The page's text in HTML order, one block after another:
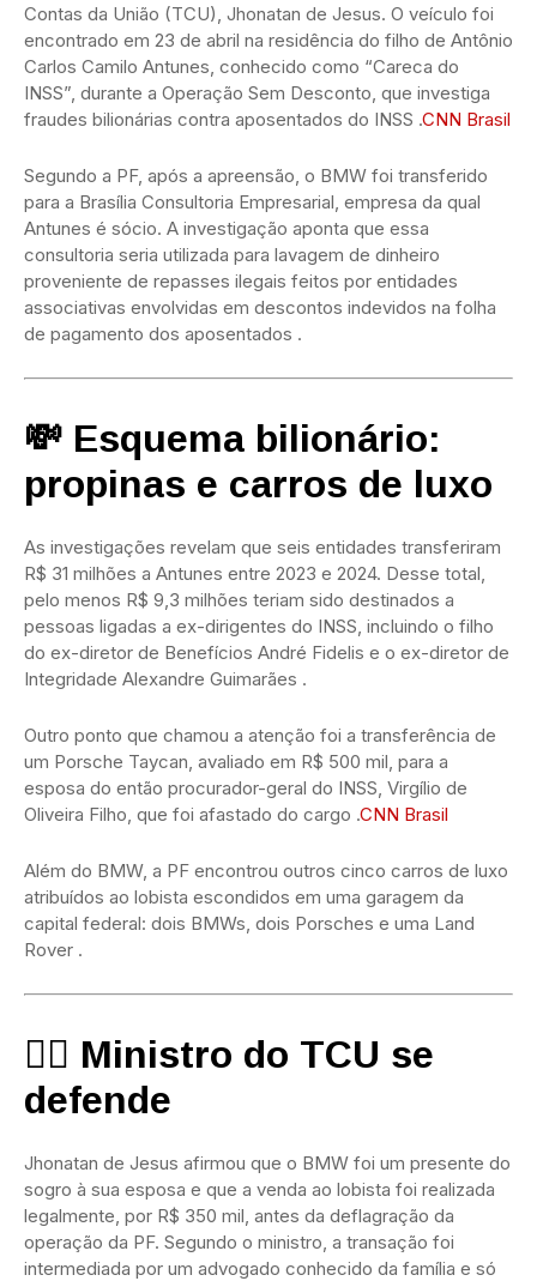
Contas da União (TCU), Jhonatan de Jesus. O veículo foi
encontrado em 23 de abril na residência do filho de Antônio
Carlos Camilo Antunes, conhecido como “Careca do
INSS”, durante a Operação Sem Desconto, que investiga
fraudes bilionárias contra aposentados do INSS .CNN Brasil
Segundo a PF, após a apreensão, o BMW foi transferido
para a Brasília Consultoria Empresarial, empresa da qual
Antunes é sócio. A investigação aponta que essa
consultoria seria utilizada para lavagem de dinheiro
proveniente de repasses ilegais feitos por entidades
associativas envolvidas em descontos indevidos na folha
de pagamento dos aposentados .
💸 Esquema bilionário:
propinas e carros de luxo
As investigações revelam que seis entidades transferiram
R$ 31 milhões a Antunes entre 2023 e 2024. Desse total,
pelo menos R$ 9,3 milhões teriam sido destinados a
pessoas ligadas a ex-dirigentes do INSS, incluindo o filho
do ex-diretor de Benefícios André Fidelis e o ex-diretor de
Integridade Alexandre Guimarães .
Outro ponto que chamou a atenção foi a transferência de
um Porsche Taycan, avaliado em R$ 500 mil, para a
esposa do então procurador-geral do INSS, Virgílio de
Oliveira Filho, que foi afastado do cargo .CNN Brasil
Além do BMW, a PF encontrou outros cinco carros de luxo
atribuídos ao lobista escondidos em uma garagem da
capital federal: dois BMWs, dois Porsches e uma Land
Rover .
🧑‍⚖️ Ministro do TCU se
defende
Jhonatan de Jesus afirmou que o BMW foi um presente do
sogro à sua esposa e que a venda ao lobista foi realizada
legalmente, por R$ 350 mil, antes da deflagração da
operação da PF. Segundo o ministro, a transação foi
intermediada por um advogado conhecido da família e só